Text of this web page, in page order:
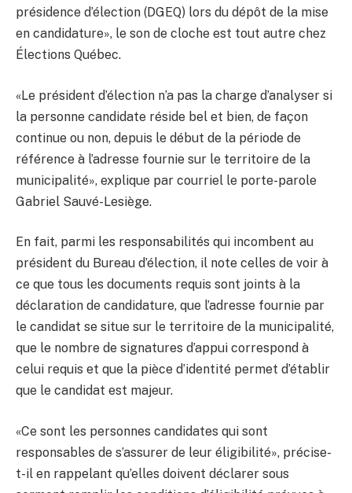
présidence d’élection (DGEQ) lors du dépôt de la mise
en candidature», le son de cloche est tout autre chez
Élections Québec.
«Le président d’élection n’a pas la charge d’analyser si
la personne candidate réside bel et bien, de façon
continue ou non, depuis le début de la période de
référence à l’adresse fournie sur le territoire de la
municipalité», explique par courriel le porte-parole
Gabriel Sauvé-Lesiège.
En fait, parmi les responsabilités qui incombent au
président du Bureau d’élection, il note celles de voir à
ce que tous les documents requis sont joints à la
déclaration de candidature, que l’adresse fournie par
le candidat se situe sur le territoire de la municipalité,
que le nombre de signatures d’appui correspond à
celui requis et que la pièce d’identité permet d’établir
que le candidat est majeur.
«Ce sont les personnes candidates qui sont
responsables de s’assurer de leur éligibilité», précise-
t-il en rappelant qu’elles doivent déclarer sous